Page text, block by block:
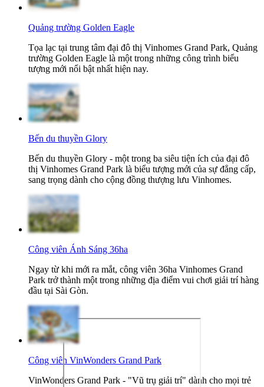
Quảng trường Golden Eagle
Tọa lạc tại trung tâm đại đô thị Vinhomes Grand Park, Quảng
trường Golden Eagle là một trong những công trình biểu
tượng mới nổi bật nhất hiện nay.
Bến du thuyền Glory
Bến du thuyền Glory - một trong ba siêu tiện ích của đại đô
thị Vinhomes Grand Park là biểu tượng mới của sự đẳng cấp,
sang trọng dành cho cộng đồng thượng lưu Vinhomes.
Công viên Ánh Sáng 36ha
Ngay từ khi mới ra mắt, công viên 36ha Vinhomes Grand
Park trở thành một trong những địa điểm vui chơi giải trí hàng
đầu tại Sài Gòn.
Công viên VinWonders Grand Park
VinWonders Grand Park - "Vũ trụ giải trí" dành cho mọi trẻ